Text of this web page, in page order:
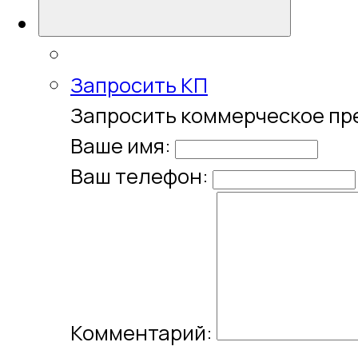
Запросить КП
Запросить коммерческое
Ваше имя:
Ваш телефон:
Комментарий: